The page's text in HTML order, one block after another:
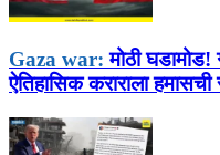
Gaza war: मोठी घडामोड!
ऐतिहासिक कराराला